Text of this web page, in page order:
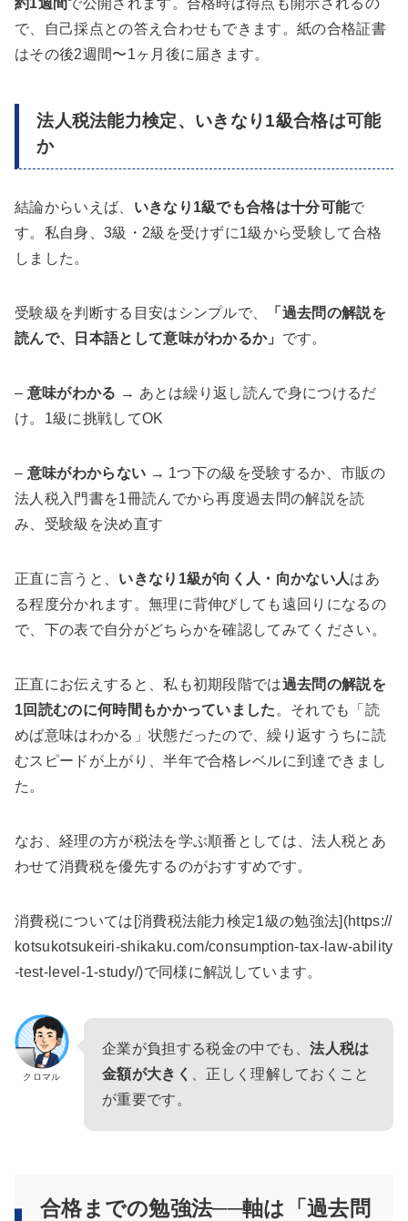
約1週間で公開されます。合格時は得点も開示されるの
で、自己採点との答え合わせもできます。紙の合格証書
はその後2週間〜1ヶ月後に届きます。
法人税法能力検定、いきなり1級合格は可能
か
結論からいえば、 いきなり1級でも合格は十分可能で
す。私自身、3級・2級を受けずに1級から受験して合格
しました。
受験級を判断する目安はシンプルで、
「過去問の解説を
読んで、日本語として意味がわかるか」 です。
– 意味がわかる → あとは繰り返し読んで身につけるだ
け。1級に挑戦してOK
– 意味がわからない → 1つ下の級を受験するか、市販の
法人税入門書を1冊読んでから再度過去問の解説を読
み、受験級を決め直す
正直に言うと、 いきなり1級が向く人・向かない人はあ
る程度分かれます。無理に背伸びしても遠回りになるの
で、下の表で自分がどちらかを確認してみてください。
正直にお伝えすると、私も初期段階では過去問の解説を
1回読むのに何時間もかかっていました 。それでも「読
めば意味はわかる」状態だったので、繰り返すうちに読
むスピードが上がり、半年で合格レベルに到達できまし
た。
なお、経理の方が税法を学ぶ順番としては、法人税とあ
わせて消費税を優先するのがおすすめです。
消費税については[消費税法能力検定1級の勉強法](https://
kotsukotsukeiri-shikaku.com/consumption-tax-law-ability
-test-level-1-study/)で同様に解説しています。
クロマル
企業が負担する税金の中でも、法人税は
金額が大きく
、正しく理解しておくこと
が重要です。
合格までの勉強法──軸は「過去問